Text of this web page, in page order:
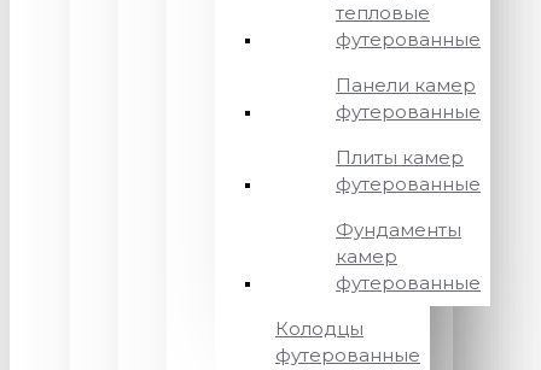
тепловые
футерованные
Панели камер
футерованные
Плиты камер
футерованные
Фундаменты
камер
футерованные
Колодцы
футерованные